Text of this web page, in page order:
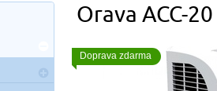
Orava ACC-20
Doprava zdarma